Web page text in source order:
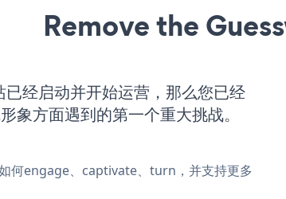
Remove the
经启动并开始运营，那么您已经
象方面遇到的第一个重大挑战。
何engage、captivate、turn，并支持更多